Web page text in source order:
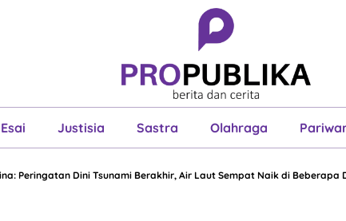
Esai Justisia Sastra Olahraga
Berita Cerita Esai Justisia
Pariwara
Peringatan Dini Tsunami Berakhir, Air Laut Sempat Naik di Beberapa